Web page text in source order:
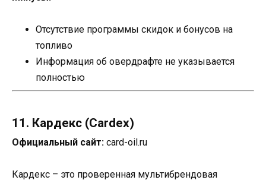
Отсутствие программы скидок и бонусов на
топливо
Информация об овердрафте не указывается
полностью
11. Кардекс (Cardex)
Официальный сайт: card-oil.ru
Кардекс – это проверенная мультибрендовая